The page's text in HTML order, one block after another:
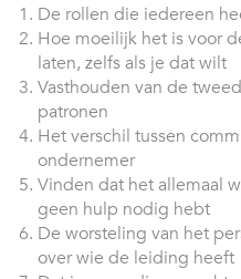
De rollen die iedereen
Hoe moeilijk het is voor
laten, zelfs als je dat wilt
Vasthouden van de
patronen
Het verschil tussen
ondernemer
Vinden dat het allemaal
geen hulp nodig hebt
De worsteling van het
over wie de leiding heeft